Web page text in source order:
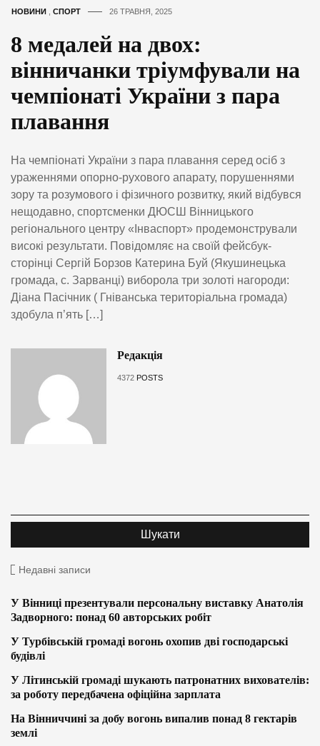
НОВИНИ , СПОРТ 26 ТРАВНЯ, 2025
8 медалей на двох:
вінничанки тріумфували на
чемпіонаті України з пара
плавання
На чемпіонаті України з пара плавання серед осіб з
ураженнями опорно-рухового апарату, порушеннями
зору та розумового і фізичного розвитку, який відбувся
нещодавно, спортсменки ДЮСШ Вінницького
регіонального центру «Інваспорт» продемонстрували
високі результати. Повідомляє на своїй фейсбук-
сторінці Сергій Борзов Катерина Буй (Якушинецька
громада, с. Зарванці) виборола три золоті нагороди:
Діана Пасічник ( Гніванська територіальна громада)
здобула п’ять […]
Редакція
4372 POSTS
Недавні записи
У Вінниці презентували персональну виставку Анатолія
Задворного: понад 60 авторських робіт
У Турбівській громаді вогонь охопив дві господарські
будівлі
У Літинській громаді шукають патронатних вихователів:
за роботу передбачена офіційна зарплата
На Вінниччині за добу вогонь випалив понад 8 гектарів
землі